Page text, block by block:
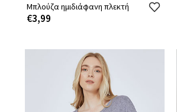
Μπλούζα ημιδιάφανη πλεκτή
€3,99